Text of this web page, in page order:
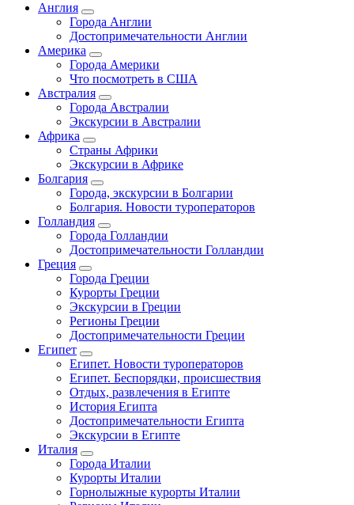
Англия
Города Англии
Достопримечательности Англии
Америка
Города Америки
Что посмотреть в США
Австралия
Города Австралии
Экскурсии в Австралии
Африка
Страны Африки
Экскурсии в Африке
Болгария
Города, экскурсии в Болгарии
Болгария. Новости туроператоров
Голландия
Города Голландии
Достопримечательности Голландии
Греция
Города Греции
Курорты Греции
Экскурсии в Греции
Регионы Греции
Достопримечательности Греции
Египет
Египет. Новости туроператоров
Египет. Беспорядки, происшествия
Отдых, развлечения в Египте
История Египта
Достопримечательности Египта
Экскурсии в Египте
Италия
Города Италии
Курорты Италии
Горнолыжные курорты Италии